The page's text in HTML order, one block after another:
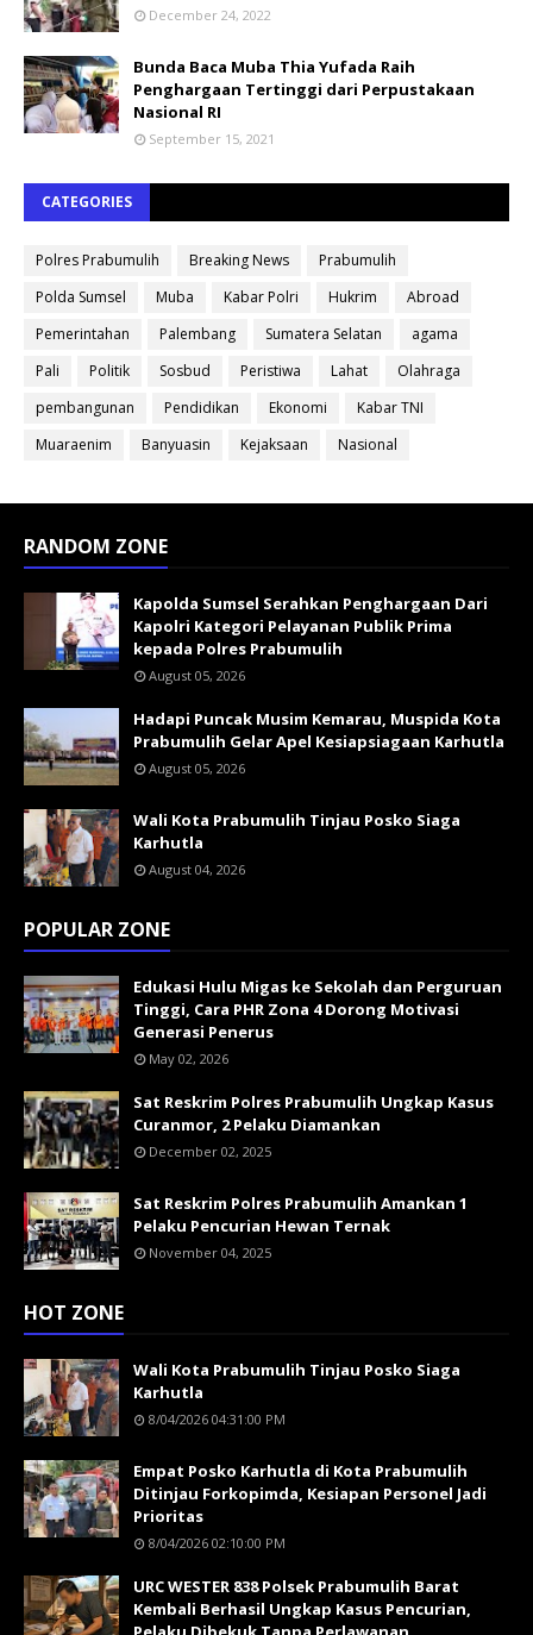
December 24, 2022
Bunda Baca Muba Thia Yufada Raih
Penghargaan Tertinggi dari Perpustakaan
Nasional RI
September 15, 2021
CATEGORIES
Polres Prabumulih Breaking News
Prabumulih
Polda Sumsel
Muba Kabar Polri Hukrim
Abroad
Pemerintahan
Palembang Sumatera Selatan
agama
Pali
Politik Sosbud Peristiwa Lahat
Olahraga
pembangunan
Pendidikan Ekonomi
Kabar TNI
Muaraenim
Banyuasin Kejaksaan Nasional
RANDOM ZONE
Kapolda Sumsel Serahkan Penghargaan Dari
Kapolri Kategori Pelayanan Publik Prima
kepada Polres Prabumulih
August 05, 2026
Hadapi Puncak Musim Kemarau, Muspida Kota
Prabumulih Gelar Apel Kesiapsiagaan Karhutla
August 05, 2026
Wali Kota Prabumulih Tinjau Posko Siaga
Karhutla
August 04, 2026
POPULAR ZONE
Edukasi Hulu Migas ke Sekolah dan Perguruan
Tinggi, Cara PHR Zona 4 Dorong Motivasi
Generasi Penerus
May 02, 2026
Sat Reskrim Polres Prabumulih Ungkap Kasus
Curanmor, 2 Pelaku Diamankan
December 02, 2025
Sat Reskrim Polres Prabumulih Amankan 1
Pelaku Pencurian Hewan Ternak
November 04, 2025
HOT ZONE
Wali Kota Prabumulih Tinjau Posko Siaga
Karhutla
8/04/2026 04:31:00 PM
Empat Posko Karhutla di Kota Prabumulih
Ditinjau Forkopimda, Kesiapan Personel Jadi
Prioritas
8/04/2026 02:10:00 PM
URC WESTER 838 Polsek Prabumulih Barat
Kembali Berhasil Ungkap Kasus Pencurian,